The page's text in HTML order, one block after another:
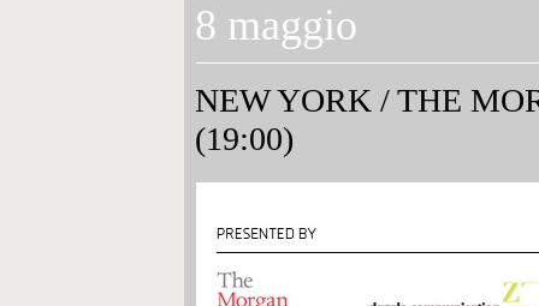
8 maggio
NEW YORK /THE
(19:00)